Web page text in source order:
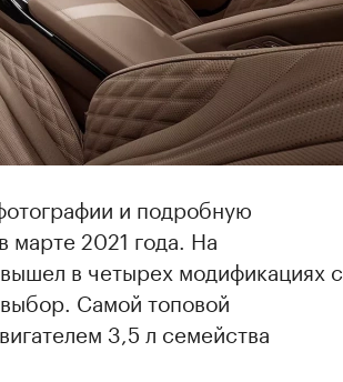
и подробную
2021 года. На
в четырех модификациях с
Самой топовой
3,5 л семейства